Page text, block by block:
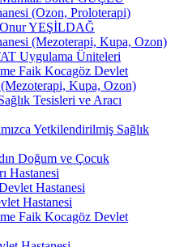
(Ozon, Proloterapi)
YEŞİLDAĞ
(Mezoterapi, Kupa, Ozon)
Uygulama Üniteleri
Faik Kocagöz Devlet
Kupa, Ozon)
Tesisleri ve Aracı
Yetkilendirilmiş Sağlık
Doğum ve Çocuk
Hastanesi
Hastanesi
Hastanesi
Faik Kocagöz Devlet